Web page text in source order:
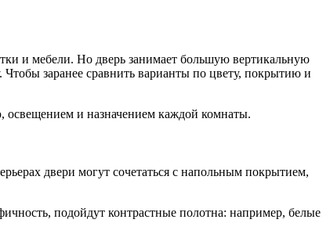
и мебели. Но дверь занимает большую вертикальную
заранее сравнить варианты по цвету, покрытию и
освещением и назначением каждой комнаты.
двери могут сочетаться с напольным покрытием,
подойдут контрастные полотна: например, белые